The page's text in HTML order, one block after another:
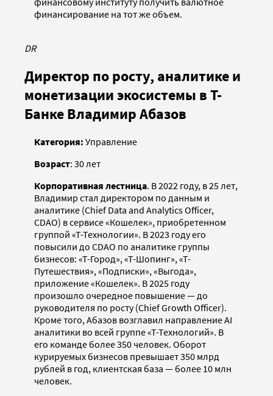
финансирование на тот же объем.
DR
Директор по росту, аналитике и
монетизации экосистемы в Т-
Банке Владимир Абазов
Категория: Управление
Возраст: 30 лет
Корпоративная лестница. В 2022 году, в 25 лет,
Владимир стал директором по данным и
аналитике (Chief Data and Analytics Officer,
CDAO) в сервисе «Кошелек», приобретенном
группой «Т-Технологии». В 2023 году его
повысили до CDAO по аналитике группы
бизнесов: «Т-Город», «Т-Шопинг», «Т-
Путешествия», «Подписки», «Выгода»,
приложение «Кошелек». В 2025 году
произошло очередное повышение — до
руководителя по росту (Chief Growth Officer).
Кроме того, Абазов возглавил направление AI
аналитики во всей группе «Т-Технологий». В
его команде более 350 человек. Оборот
курируемых бизнесов превышает 350 млрд
рублей в год, клиентская база — более 10 млн
человек.